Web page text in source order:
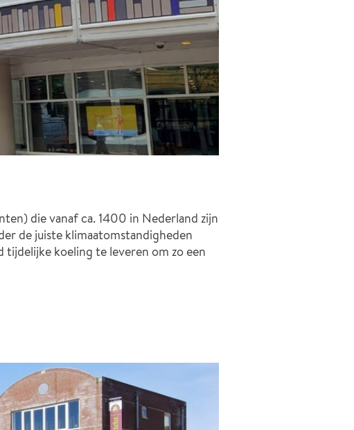
die vanaf ca. 1400 in Nederland zijn
de juiste klimaatomstandigheden
koeling te leveren om zo een